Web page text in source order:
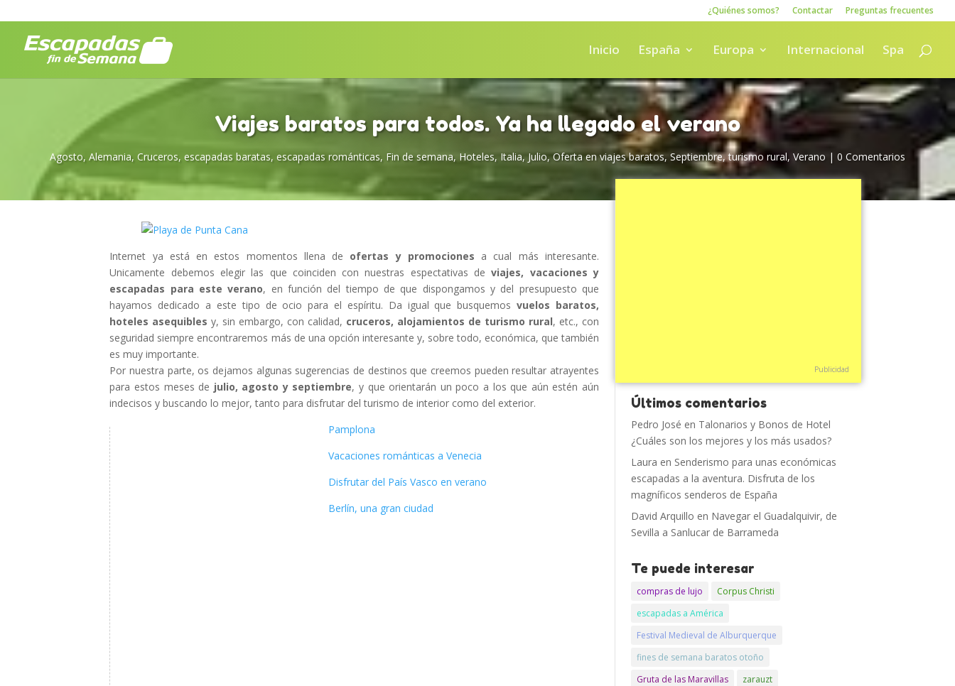
¿Quiénes somos? Contactar Preguntas frecuentes
Inicio España Europa Internacional Spa
Viajes baratos para todos. Ya ha llegado el verano
Agosto, Alemania, Cruceros, escapadas baratas, escapadas románticas, Fin de semana, Hoteles, Italia, Julio,Oferta en viajes baratos, Septiembre,turismo rural, Verano | 0 Comentarios
Internet ya está en estos momentos llena de ofertas y promociones a cual más interesante.
Unicamente debemos elegir las que coinciden con nuestras espectativas deviajes, vacaciones y
escapadas para este verano, en función del tiempo de que dispongamos y del presupuesto que
hayamos dedicado a este tipo de ocio para el espíritu. Da igual que busquemos vuelos baratos,
hoteles asequibles y, sin embargo, con calidad, cruceros, alojamientos de turismo rural, etc., con
seguridad siempre encontraremos más de una opción interesante y, sobre todo, económica, que también
es muy importante.
Por nuestra parte, os dejamos algunas sugerencias de destinos que creemos pueden resultar atrayentes
para estos meses de julio, agosto y septiembre, y que orientarán un poco a los que aún estén aún
indecisos y buscando lo mejor, tanto para disfrutar del turismo de interior como del exterior.
Pamplona
Vacaciones románticas a Venecia
Disfrutar del País Vasco en verano
Berlín, una gran ciudad
Publicidad
Últimos comentarios
Pedro José en Talonarios y Bonos de Hotel
¿Cuáles son los mejores y los más usados?
Laura en Senderismo para unas económicas
escapadas a la aventura. Disfruta de los
magníficos senderos de España
David Arquillo en Navegar el Guadalquivir, de
Sevilla a Sanlucar de Barrameda
Te puede interesar
compras de lujo
Corpus Christi
escapadas a América
Festival Medieval de Alburquerque
fines de semana baratos otoño
Gruta de las Maravillas
zarauzt